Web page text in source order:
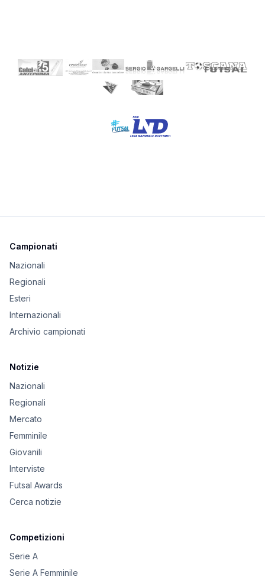
Campionati
Nazionali
Regionali
Esteri
Internazionali
Archivio campionati
Notizie
Nazionali
Regionali
Mercato
Femminile
Giovanili
Interviste
Futsal Awards
Cerca notizie
Competizioni
Serie A
Serie A Femminile